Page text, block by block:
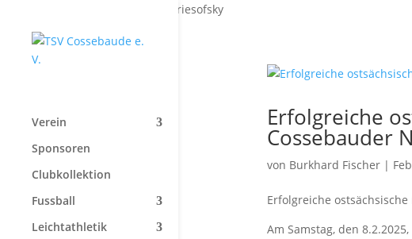
Paul Briesofsky
Verein
Sponsoren
Clubkollektion
Fussball
Leichtathletik
Erfolgreiche
Cossebauder
von Burkhard Fischer|
Erfolgreiche
Am Samstag, den